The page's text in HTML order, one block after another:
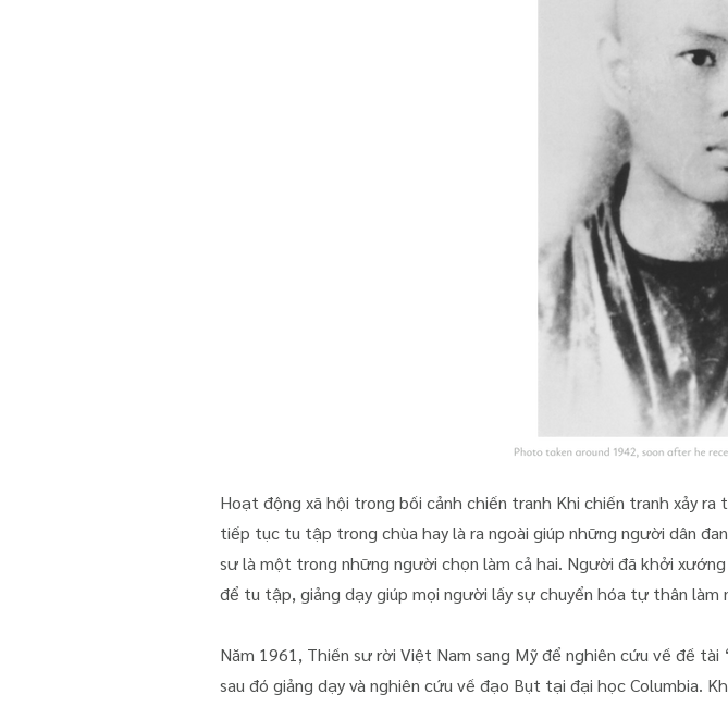
Hoạt động xã hội trong bối cảnh chiến tranh Khi chiến tranh xảy
tiếp tục tu tập trong chùa hay là ra ngoài giúp những người dân
sư là một trong những người chọn làm cả hai. Người đã khởi
để tu tập, giảng dạy giúp mọi người lấy sự chuyển hóa tự thân làm
Năm 1961, Thiền sư rời Việt Nam sang Mỹ để nghiên cứu về đề
sau đó giảng dạy và nghiên cứu về đạo Bụt tại đại học Columbia.